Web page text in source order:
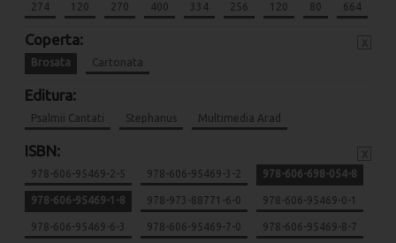
274 120 270 400 334 256 120 80 664
Coperta:
Brosata Cartonata
Editura:
Psalmii Cantati Stephanus Multimedia Arad
ISBN:
978-606-95469-2-5 978-606-95469-3-2 978-606-698-054-8
978-606-95469-1-8 978-973-88771-6-0 978-606-95469-0-1
978-606-95469-6-3 978-606-95469-7-0 978-606-95469-8-7